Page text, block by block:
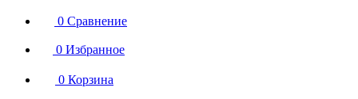
0 Сравнение
0 Избранное
0 Корзина